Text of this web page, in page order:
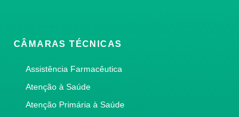
CÂMARAS TÉCNICAS
Assistência Farmacêutica
Atenção à Saúde
Atenção Primária à Saúde